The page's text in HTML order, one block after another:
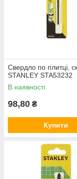
Свердло по плитці,
STANLEY STA53232
В наявності
98,80 ₴
Купити